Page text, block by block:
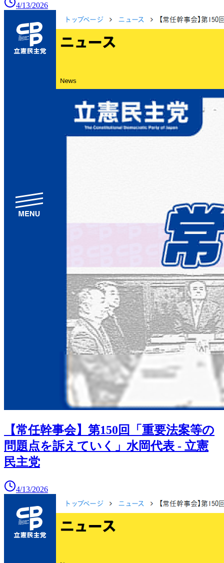
4/13/2026
【常任幹事会】第150回「重要法案等の
問題点を訴えていく」水岡代表 - 立憲
民主党
4/13/2026